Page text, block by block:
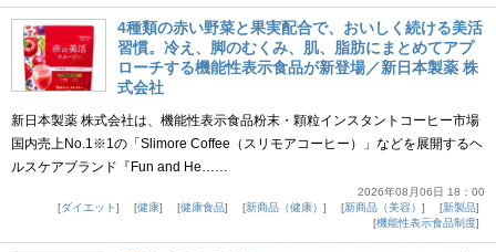
4種類の赤い野菜と果実配合で、おいしく続ける美活
習慣。冷え、脚のむくみ、肌、脂肪にまとめてアプ
ローチする機能性表示食品が新登場／新日本製薬 株
式会社
新日本製薬 株式会社は、機能性表示食品粉末・顆粒インスタントコーヒー市場
国内売上No.1※1の「Slimore Coffee（スリモアコーヒー）」などを展開するヘ
ルスケアブランド『Fun and He……
2026年08月06日 18：00
ダイエット
健康 健康食品 新商品（健康） 新商品（美容）
新製品
機能性表示食品制度